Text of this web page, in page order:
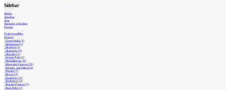
Sidebar
Afrika
Amerika
Asie
Australie a Oceánie
Evropa
Česká republika
Ostrava
Černá louka [1]
Heřmanice [1]
Hrabová [1]
Hrabůvka [2]
Hulváky [1]
Krásné Pole [2]
Michálkovice [3]
Moravská Ostrava [21]
Polanka nad Odrou [4]
Poruba [7]
Přívoz [3]
Pustkovec [2]
Radvanice [2]
Slezská Ostrava [7]
Stará Bělá [2]